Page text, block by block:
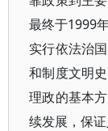
最终于1999
实行依法治
和制度文明
理政的基本
续发展，保